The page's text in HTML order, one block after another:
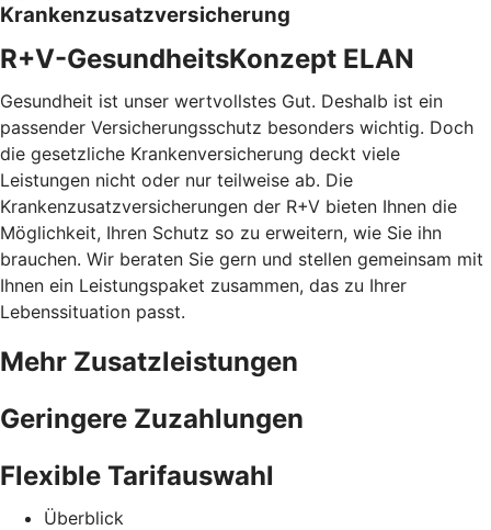
Krankenzusatzversicherung
R+V-GesundheitsKonzept ELAN
Gesundheit ist unser wertvollstes Gut. Deshalb ist ein
passender Versicherungsschutz besonders wichtig. Doch
die gesetzliche Krankenversicherung deckt viele
Leistungen nicht oder nur teilweise ab. Die
Krankenzusatzversicherungen der R+V bieten Ihnen die
Möglichkeit, Ihren Schutz so zu erweitern, wie Sie ihn
brauchen. Wir beraten Sie gern und stellen gemeinsam mit
Ihnen ein Leistungspaket zusammen, das zu Ihrer
Lebenssituation passt.
Mehr Zusatzleistungen
Geringere Zuzahlungen
Flexible Tarifauswahl
Überblick